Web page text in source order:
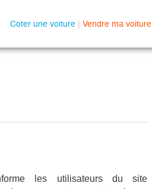
Coter une voiture | Vendre ma voiture
les utilisateurs du site